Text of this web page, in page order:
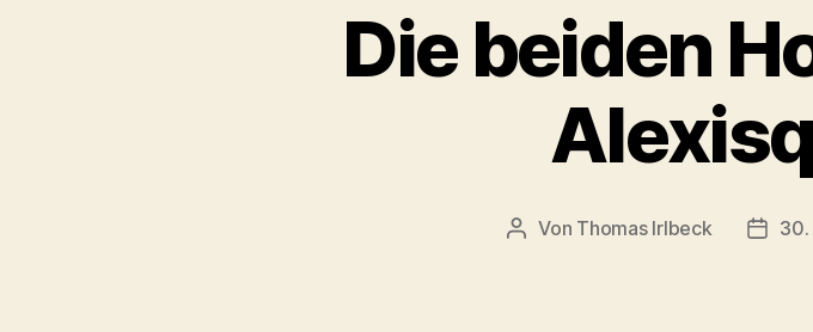
Die beiden
Beitragsautor
Von Thomas Irlbeck 30.